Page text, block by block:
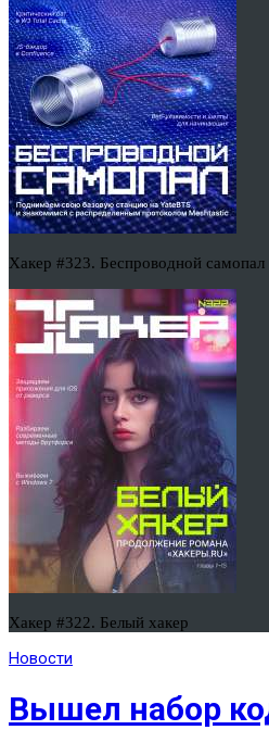
Хакер #323. Беспроводной самопал
Хакер #322. Белый хакер
Новости
Вышел набор